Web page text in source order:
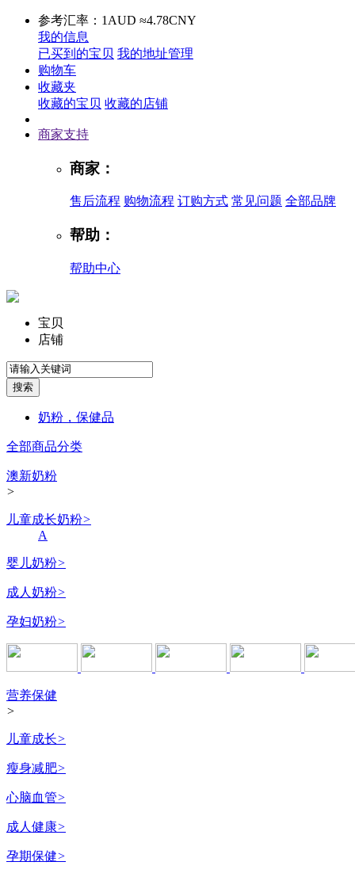
参考汇率：1AUD ≈4.78CNY
我的信息
已买到的宝贝 我的地址管理
购物车
收藏夹
收藏的宝贝 收藏的店铺
商家支持
商家：
售后流程 购物流程 订购方式 常见问题 全部品牌
帮助：
帮助中心
宝贝
店铺
奶粉，保健品
全部商品分类
澳新奶粉
>
儿童成长奶粉>
A
婴儿奶粉>
成人奶粉>
孕妇奶粉>
营养保健
>
儿童成长>
瘦身减肥>
心脑血管>
成人健康>
孕期保健>